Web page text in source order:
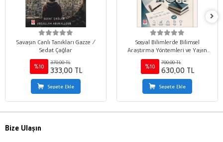
Savaşın Canlı Tanıkları Gazze /
Sedat Çağlar
%10
370,00 TL
333,00 TL
Sepete Ekle
Sosyal Bilimlerde Bilimsel
Araştırma Yöntemleri ve Yayın
Etiği / Mehmet Marangoz
%10
700,00 TL
630,00 TL
Sepete Ekle
Bize Ulaşın